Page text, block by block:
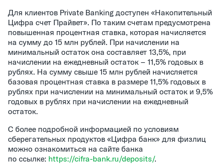
Для клиентов Private Banking доступен «Накопительный
Цифра счет Прайвет». По таким счетам предусмотрена
повышенная процентная ставка, которая начисляется
на сумму до 15 млн рублей. При начислении на
минимальный остаток она составляет 13,5%, при
начислении на ежедневный остаток – 11,5% годовых в
рублях. На сумму свыше 15 млн рублей начисляется
базовая процентная ставка в размере 11,5% годовых в
рублях при начислении на минимальный остаток и 9,5%
годовых в рублях при начислении на ежедневный
остаток.
С более подробной информацией по условиям
сберегательных продуктов «Цифра банк» для физлиц
можно ознакомиться на сайте банка
по ссылке: https://cifra-bank.ru/deposits/.